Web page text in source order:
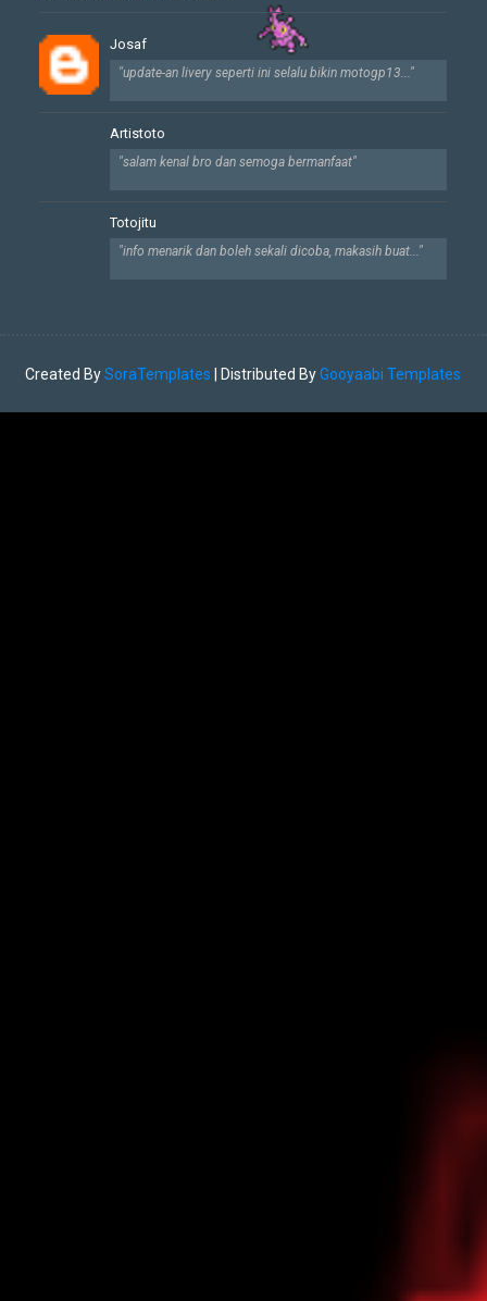
Josaf
"update-an livery seperti ini selalu bikin motogp13..."
Artistoto
"salam kenal bro dan semoga bermanfaat"
Totojitu
"info menarik dan boleh sekali dicoba, makasih buat..."
Created BySoraTemplates | Distributed ByGooyaabi Templates